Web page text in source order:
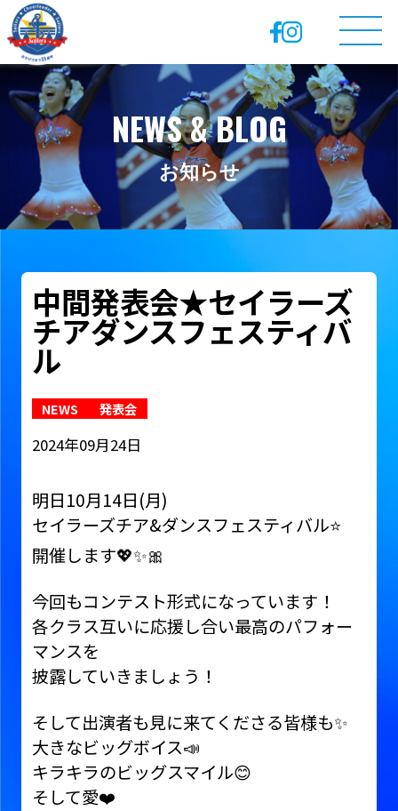
NEWS & BLOG
お知らせ
中間発表会★セイラーズ
チアダンスフェスティバ
ル
NEWS 発表会
2024年09月24日
明日10月14日(月)
セイラーズチア&ダンスフェスティバル⭐️
開催します💖✨🎀
今回もコンテスト形式になっています！
各クラス互いに応援し合い最高のパフォー
マンスを
披露していきましょう！
そして出演者も見に来てくださる皆様も✨
大きなビッグボイス📣
キラキラのビッグスマイル😊
そして愛❤️